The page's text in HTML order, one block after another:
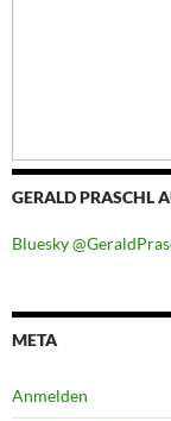
GERALD PRASCHL
Bluesky
META
Anmelden